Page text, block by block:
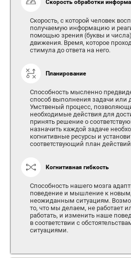
Скорость обработки
Скорость, с которой человек
получаемую информацию и
помощью зрения (буквы и
движения. Время, которое
стимула до ответа на него.
Планирование
Способность мысленно
способ выполнения задачи или
Умственый процесс,
необходимые действия для
принять решение о
назначить каждой задаче
когнитивные ресурсы и
соответствующий план
Когнитивная гибкость
Способность нашего мозга
поведение и мышление к
неожиданным ситуациям.
то, что мы делаем, не работает
работать, и изменить наше
в соответствии с
ситуациями.